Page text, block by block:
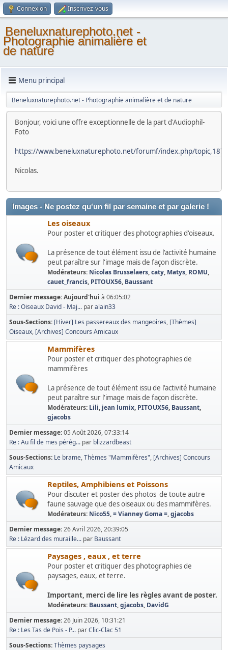
Connexion Inscrivez-vous
Beneluxnaturephoto.net -
Photographie animalière et
de nature
Menu principal
Beneluxnaturephoto.net - Photographie animalière et de nature
Bonjour, voici une offre exceptionnelle de la part d'Audiophil-
Foto
https://www.beneluxnaturephoto.net/forumf/index.php/
Nicolas.
Images - Ne postez qu'un fil par semaine et par galerie !
Les oiseaux
Pour poster et critiquer des photographies d'oiseaux.
La présence de tout élément issu de l'activité humaine
peut paraître sur l'image mais de façon discrète.
Modérateurs: Nicolas Brusselaers,caty, Matys, ROMU,
cauet_francis, PITOUX56, Baussant
Dernier message:Aujourd'hui à 06:05:02
Re : Oiseaux David - Maj... paralain33
Sous-Sections [Hiver] Les passereaux des mangeoires [Thèmes]
Oiseaux [Archives] Concours Amicaux
Mammifères
Pour poster et critiquer des photographies de
mammifères
La présence de tout élément issu de l'activité humaine
peut paraître sur l'image mais de façon discrète.
Modérateurs: Lili, jean lumix, PITOUX56, Baussant,
gjacobs
Dernier message:05 Août 2026, 07:33:14
Re : Au fil de mes pérég... par blizzardbeast
Sous-Sections Le brame Thèmes "Mammifères" [Archives] Concours
Amicaux
Reptiles, Amphibiens et Poissons
Pour discuter et poster des photos de toute autre
faune sauvage que des oiseaux ou des mammifères.
Modérateurs: Nico55,= Vianney Goma =,gjacobs
Dernier message:26 Avril 2026, 20:39:05
Re : Lézard des muraille... par Baussant
Paysages , eaux , et terre
Pour poster et critiquer des photographies de
paysages, eaux, et terre.
Important, merci de lire les règles avant de poster.
Modérateurs: Baussant,gjacobs, DavidG
Dernier message:26 Juin 2026, 10:31:21
Re : Les Tas de Pois - P... parClic-Clac 51
Sous-Sections Thèmes paysages